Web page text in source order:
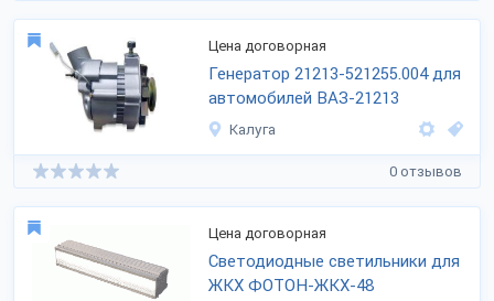
Цена договорная
Генератор 21213-521255.004для
автомобилей ВАЗ-21213
Калуга
0 отзывов
Цена договорная
Светодиодные светильники для
ЖКХ ФОТОН-ЖКХ-48